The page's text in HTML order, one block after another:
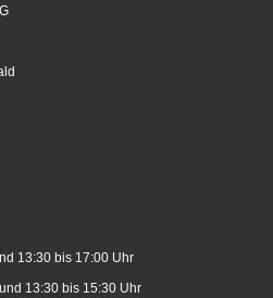
13:30 bis 17:00 Uhr
13:30 bis 15:30 Uhr